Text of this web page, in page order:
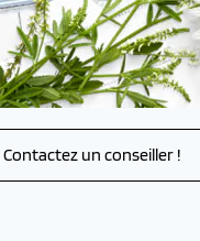
Contactez un conseiller !